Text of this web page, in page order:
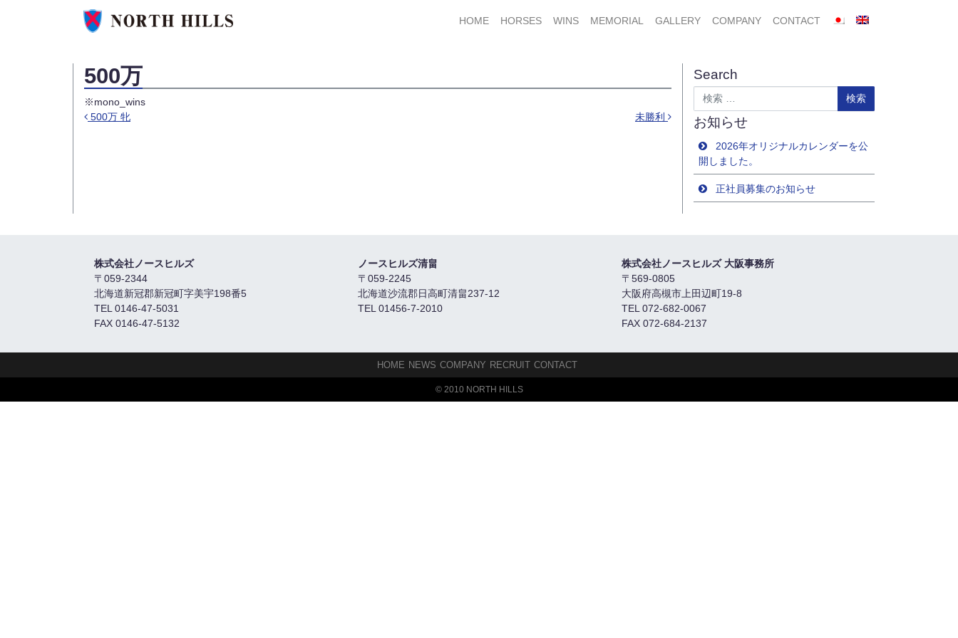
HOME
HORSES WINS MEMORIAL GALLERY COMPANY CONTACT
500万
※mono_wins
500万 牝 未勝利
Search
検索
お知らせ
2026年オリジナルカレンダーを公
開しました。
正社員募集のお知らせ
株式会社ノースヒルズ
〒059-2344
北海道新冠郡新冠町字美宇198番5
TEL 0146-47-5031
FAX 0146-47-5132
ノースヒルズ清畠
〒059-2245
北海道沙流郡日高町清畠237-12
TEL 01456-7-2010
株式会社ノースヒルズ 大阪事務所
〒569-0805
大阪府高槻市上田辺町19-8
TEL 072-682-0067
FAX 072-684-2137
HOME NEWS COMPANY RECRUIT CONTACT
© 2010 NORTH HILLS